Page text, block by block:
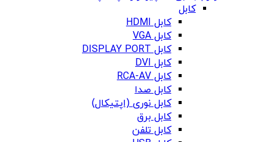
کابل
کابل HDMI
کابل VGA
کابل DISPLAY PORT
کابل DVI
کابل RCA-AV
کابل صدا
کابل نوری (اپتیکال)
کابل برق
کابل تلفن